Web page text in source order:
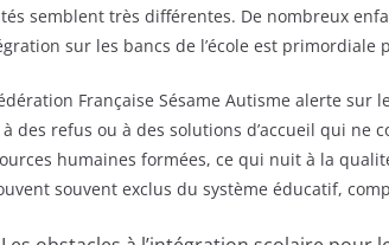
semblent très différentes. De nombreux
sur les bancs de l’école est
Française Sésame Autisme alerte sur
à des refus ou à des solutions d’accueil qui
humaines formées, ce qui nuit à la
souvent exclus du système éducatif,